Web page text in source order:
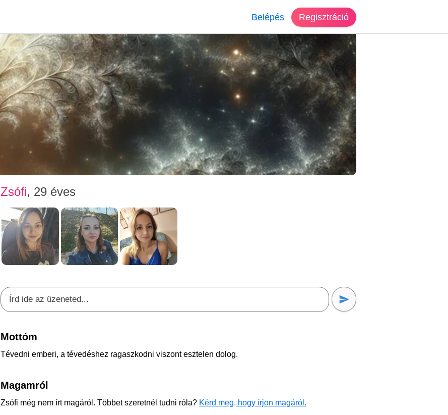
Belépés Regisztráció
Társkereső Budapest
Zsófi, 29 éves, nő
Zsófi, 29 éves
Mottóm
Tévedni emberi, a tévedéshez ragaszkodni viszont esztelen dolog.
Magamról
Zsófi még nem írt magáról. Többet szeretnél tudni róla? Kérd meg, hogy írjon magáról.